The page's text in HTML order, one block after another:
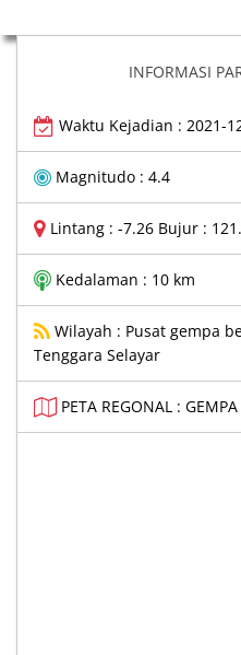
INFORMASI
Waktu Kejadian : 2021-
Magnitudo : 4.4
Lintang : -7.26 Bujur :
Kedalaman : 10 km
Wilayah : Pusat gempa
Tenggara Selayar
PETA REGONAL :